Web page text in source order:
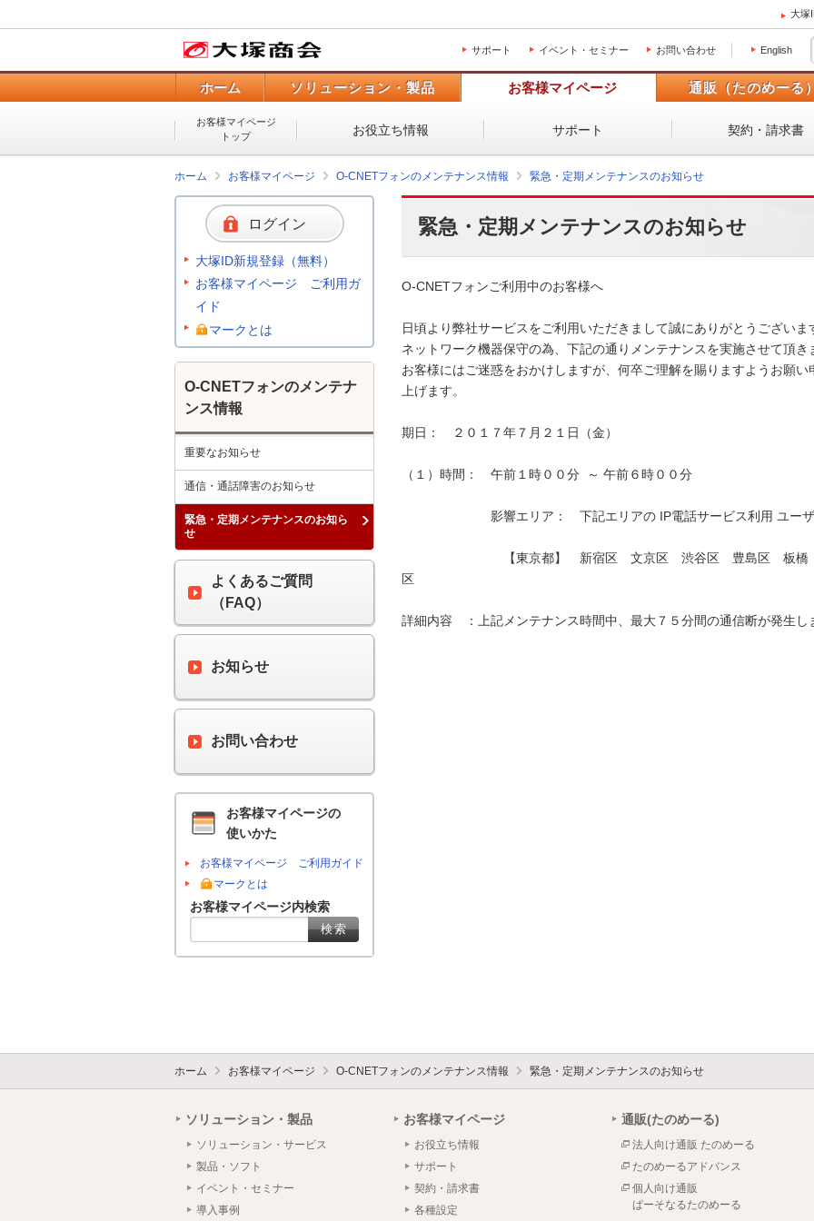
大塚
サポート イベント・セミナー お問い合わせ English
ホーム ソリューション・製品 お客様マイページ 通販（たのめーる）
お客様マイページ
トップ
お役立ち情報 サポート 契約・請求書
ホーム お客様マイページ O-CNETフォンのメンテナンス情報 緊急・定期メンテナンスのお知らせ
緊急・定期メンテナンスのお知らせ
O-CNETフォンご利用中のお客様へ
日頃より弊社サービスをご利用いただきまして誠にありがとうございま
ネットワーク機器保守の為、下記の通りメンテナンスを実施させて頂き
お客様にはご迷惑をおかけしますが、何卒ご理解を賜りますようお願い
上げます。
期日：　２０１７年７月２１日（金）
（１）時間：　午前１時００分  ～ 午前６時００分
影響エリア：　下記エリアの IP電話サービス利用 ユー
【東京都】　新宿区　文京区　渋谷区　豊島区　板橋
区
詳細内容　：上記メンテナンス時間中、最大７５分間の通信断が発生し
ログイン
大塚ID新規登録（無料）
お客様マイページ ご利用ガ
イド
マークとは
O-CNETフォンのメンテナ
ンス情報
重要なお知らせ
通信・通話障害のお知らせ
緊急・定期メンテナンスのお知ら
せ
よくあるご質問
（FAQ）
お知らせ
お問い合わせ
お客様マイページの
使いかた
お客様マイページ ご利用ガイド
マークとは
お客様マイページ内検索
ホーム お客様マイページ O-CNETフォンのメンテナンス情報 緊急・定期メンテナンスのお知らせ
ソリューション・製品
ソリューション・サービス
製品・ソフト
イベント・セミナー
導入事例
お客様マイページ
お役立ち情報
サポート
契約・請求書
各種設定
通販(たのめーる)
法人向け通販 たのめーる
たのめーるアドバンス
個人向け通販
ぱーそなるたのめーる